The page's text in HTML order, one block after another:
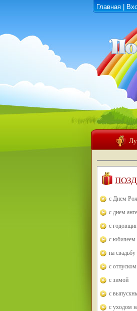
Главная
с Днем
с днем
с
с юбилеем
на свадьбу
с отпуском
с зимой
с
с уходом